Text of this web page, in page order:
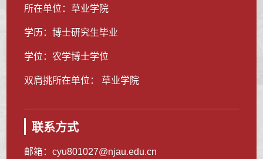
所在单位：草业学院
学历：博士研究生毕业
学位：农学博士学位
双肩挑所在单位： 草业学院
联系方式
邮箱：cyu801027@njau.edu.cn